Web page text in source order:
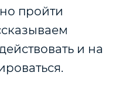
пройти
и на